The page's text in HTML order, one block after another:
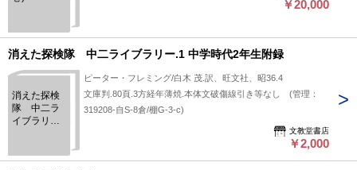
￥20,000
消えた探検隊 中二ライブラリー.1 中学時代2年生附録
消えた探検
隊 中二ラ
イブラリ
ピーター・フレミング/白木 茂.訳、旺文社、昭36.4
文庫判.80頁.3方経年薄焼.本体文破傷線引き等なし (管理：
319208-自S-8倉/棚G-3-c)
文教堂書店
￥2,000